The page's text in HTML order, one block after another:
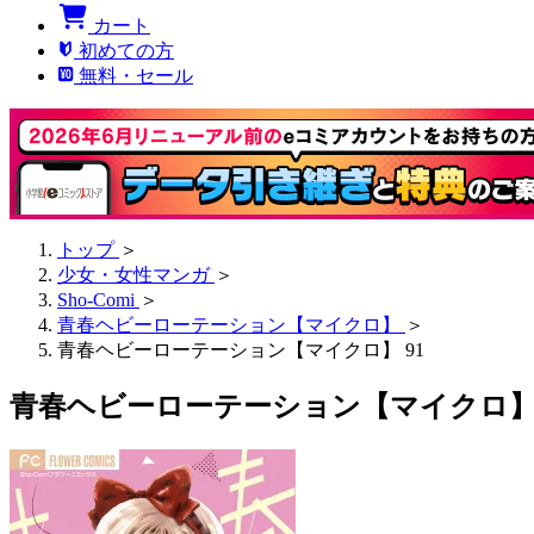
カート
初めての方
無料・セール
トップ ＞
少女・女性マンガ ＞
Sho-Comi ＞
青春ヘビーローテーション【マイクロ】
＞
青春ヘビーローテーション【マイクロ】 91
青春ヘビーローテーション【マイクロ